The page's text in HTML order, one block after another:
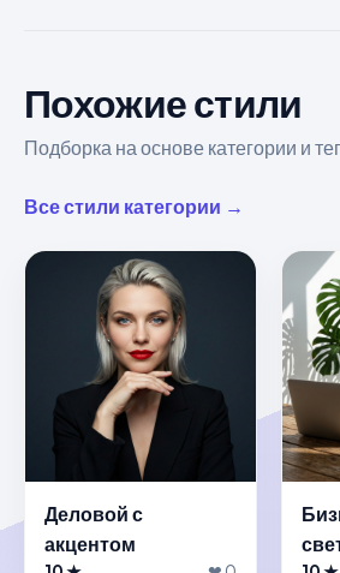
Похожие стили
Подборка на основе категории и
Все стили категории →
Деловой с
акцентом